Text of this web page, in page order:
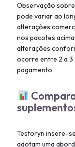
Observação
pode variar ao
alterações
nos pacotes
alterações
ocorre entre 2 a 3
pagamento.
Testoryn insere-
adotam uma